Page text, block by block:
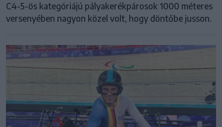
C4-5-ös kategóriájú pályakerékpárosok 1000 méteres
versenyében nagyon közel volt, hogy döntőbe jusson.